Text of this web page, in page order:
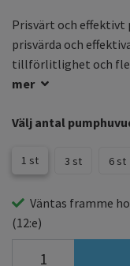
Prisvärt och effektivt
prisvärda och
tillförlitlighet och
mer
Välj antal
1 st 3 st 6 st
Väntas framme
(12:e)